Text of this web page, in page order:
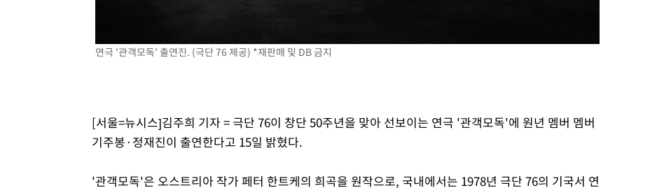
연극 '관객모독' 출연진. (극단 76 제공) *재판매 및 DB 금지
[서울=뉴시스]김주희 기자 = 극단 76이 창단 50주년을 맞아 선보이는 연극 '관객모독'에 원년 멤버 멤버
기주봉·정재진이 출연한다고 15일 밝혔다.
'관객모독'은 오스트리아 작가 페터 한트케의 희곡을 원작으로, 국내에서는 1978년 극단 76의 기국서 연